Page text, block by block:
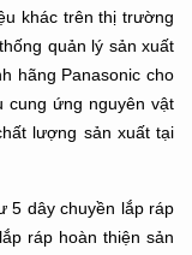
khác trên thị trường
quản lý sản xuất
hãng Panasonic cho
cung ứng nguyên vật
lượng sản xuất tại
5 dây chuyền lắp ráp
ráp hoàn thiện sản